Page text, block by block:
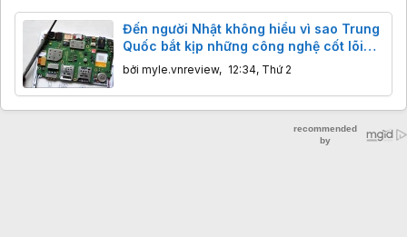
Đến người Nhật không hiểu vì sao Trung
Quốc bắt kịp những công nghệ cốt lõi
của họ nhanh như vậy?
bởi myle.vnreview, 12:34, Thứ 2